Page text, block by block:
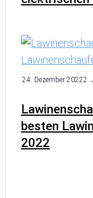
besten
2022
24. Dezember 20222.